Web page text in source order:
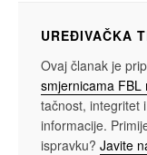
UREĐIVAČKA
Ovaj članak je
smjernicama FBL
tačnost, integritet
informacije.
ispravku? Javite